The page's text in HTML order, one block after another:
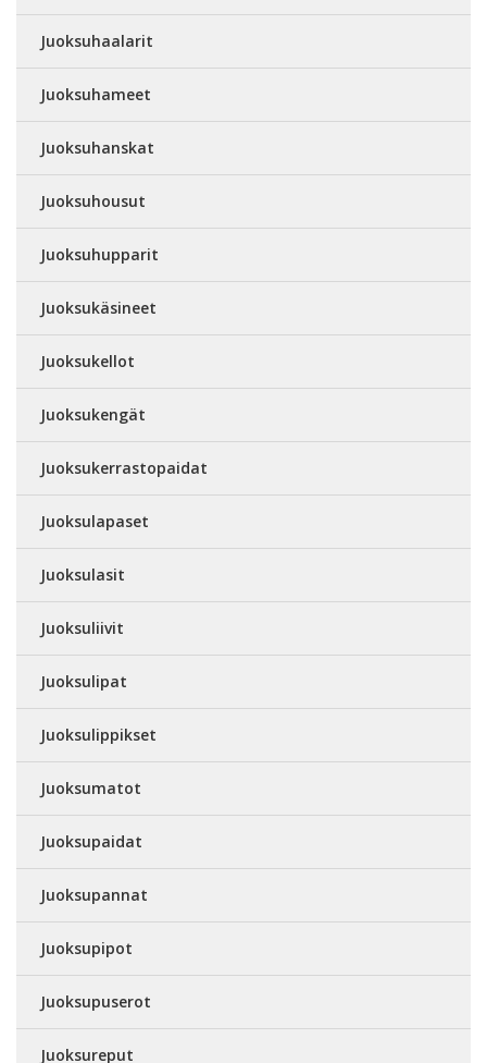
Juoksuhaalarit
Juoksuhameet
Juoksuhanskat
Juoksuhousut
Juoksuhupparit
Juoksukäsineet
Juoksukellot
Juoksukengät
Juoksukerrastopaidat
Juoksulapaset
Juoksulasit
Juoksuliivit
Juoksulipat
Juoksulippikset
Juoksumatot
Juoksupaidat
Juoksupannat
Juoksupipot
Juoksupuserot
Juoksureput